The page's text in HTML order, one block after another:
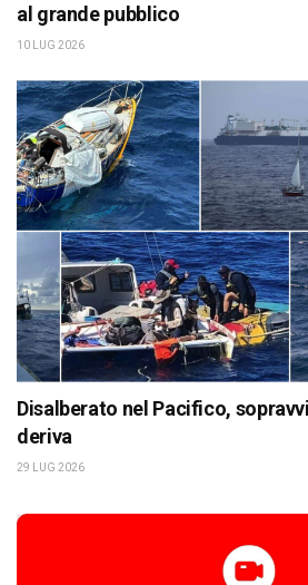
al grande pubblico
10 LUG 2026
Disalberato nel Pacifico,
deriva
29 LUG 2026